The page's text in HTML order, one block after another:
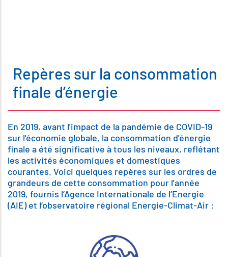
Repères sur la consommation
finale d’énergie
En 2019, avant l'impact de la pandémie de COVID-19
sur l'économie globale, la consommation d'énergie
finale a été significative à tous les niveaux, reflétant
les activités économiques et domestiques
courantes. Voici quelques repères sur les ordres de
grandeurs de cette consommation pour l'année
2019, fournis l’Agence Internationale de l’Energie
(AIE) et l’observatoire régional Energie-Climat-Air :